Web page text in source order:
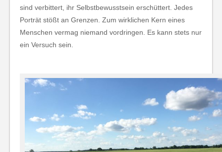
sind verbittert, ihr Selbstbewusstsein erschüttert. Jedes
Porträt stößt an Grenzen. Zum wirklichen Kern eines
Menschen vermag niemand vordringen. Es kann stets nur
ein Versuch sein.